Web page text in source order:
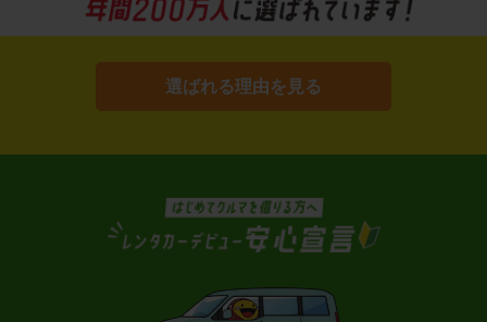
選ばれる理由を見る